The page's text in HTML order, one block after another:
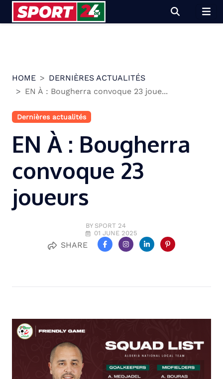
HOME
DERNIÈRES ACTUALITÉS
EN À : Bougherra convoque 23 joue...
Dernières actualités
EN À : Bougherra
convoque 23
joueurs
BY SPORT 24
01 JUNE 2025
SHARE